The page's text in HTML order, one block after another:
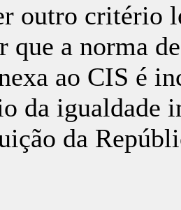
outro critério
que a norma
ao CIS é
da igualdade
da